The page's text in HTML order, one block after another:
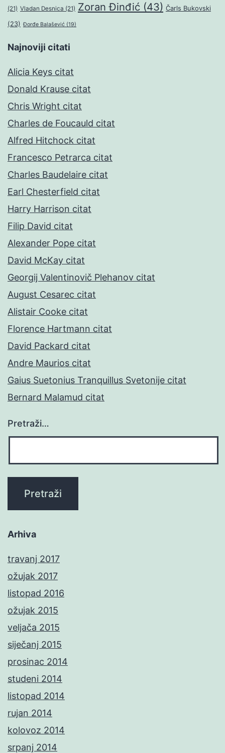
(21) Vladan Desnica (21) Zoran Đinđić (43) Čarls Bukovski
(23) Đorđe Balašević (19)
Najnoviji citati
Alicia Keys citat
Donald Krause citat
Chris Wright citat
Charles de Foucauld citat
Alfred Hitchock citat
Francesco Petrarca citat
Charles Baudelaire citat
Earl Chesterfield citat
Harry Harrison citat
Filip David citat
Alexander Pope citat
David McKay citat
Georgij Valentinovič Plehanov citat
August Cesarec citat
Alistair Cooke citat
Florence Hartmann citat
David Packard citat
Andre Maurios citat
Gaius Suetonius Tranquillus Svetonije citat
Bernard Malamud citat
Pretraži…
Arhiva
travanj 2017
ožujak 2017
listopad 2016
ožujak 2015
veljača 2015
siječanj 2015
prosinac 2014
studeni 2014
listopad 2014
rujan 2014
kolovoz 2014
srpanj 2014